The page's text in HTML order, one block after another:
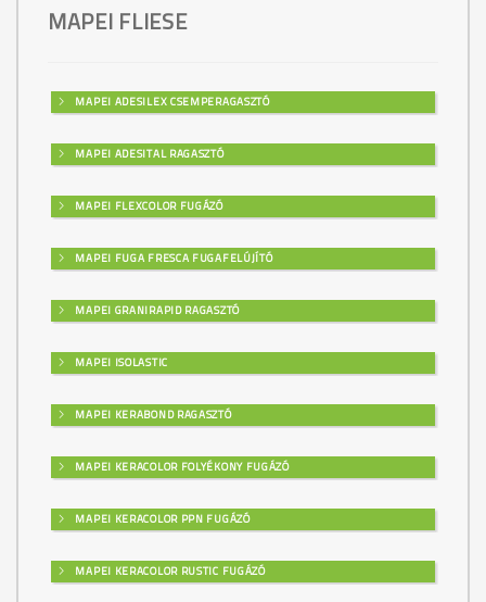
MAPEI FLIESE
MAPEI ADESILEX CSEMPERAGASZTÓ
MAPEI ADESITAL RAGASZTÓ
MAPEI FLEXCOLOR FUGÁZÓ
MAPEI FUGA FRESCA FUGAFELÚJÍTÓ
MAPEI GRANIRAPID RAGASZTÓ
MAPEI ISOLASTIC
MAPEI KERABOND RAGASZTÓ
MAPEI KERACOLOR FOLYÉKONY FUGÁZÓ
MAPEI KERACOLOR PPN FUGÁZÓ
MAPEI KERACOLOR RUSTIC FUGÁZÓ